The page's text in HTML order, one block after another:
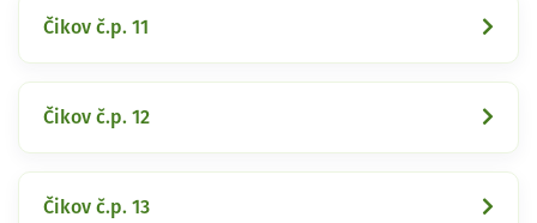
Čikov č.p. 11
Čikov č.p. 12
Čikov č.p. 13